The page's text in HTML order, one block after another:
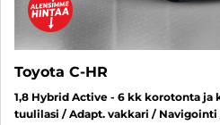
Toyota C-HR
1,8 Hybrid Active - 6 kk korotonta ja
tuulilasi / Adapt. vakkari /